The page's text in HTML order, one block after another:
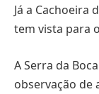
Já a Cachoeira
tem vista para
A Serra da
observação de